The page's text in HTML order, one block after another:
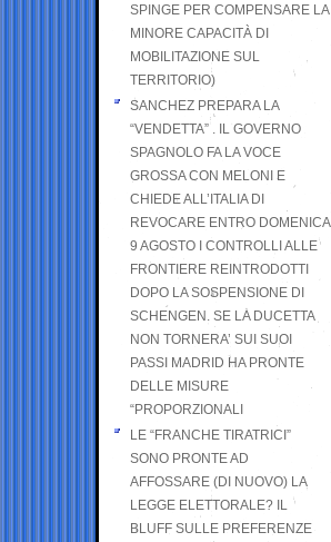
SPINGE PER COMPENSARE LA
MINORE CAPACITÀ DI
MOBILITAZIONE SUL
TERRITORIO)
SANCHEZ PREPARA LA
“VENDETTA” . IL GOVERNO
SPAGNOLO FA LA VOCE
GROSSA CON MELONI E
CHIEDE ALL’ITALIA DI
REVOCARE ENTRO DOMENICA
9 AGOSTO I CONTROLLI ALLE
FRONTIERE REINTRODOTTI
DOPO LA SOSPENSIONE DI
SCHENGEN. SE LA DUCETTA
NON TORNERA’ SUI SUOI
PASSI MADRID HA PRONTE
DELLE MISURE
“PROPORZIONALI
LE “FRANCHE TIRATRICI”
SONO PRONTE AD
AFFOSSARE (DI NUOVO) LA
LEGGE ELETTORALE? IL
BLUFF SULLE PREFERENZE